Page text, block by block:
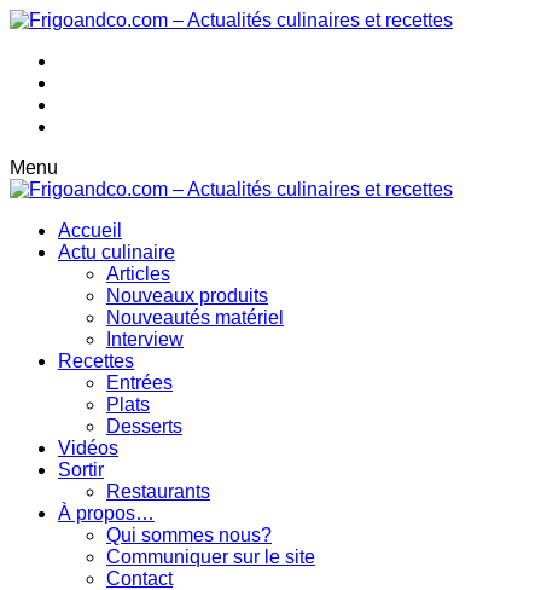
Menu
Accueil
Actu culinaire
Articles
Nouveaux produits
Nouveautés matériel
Interview
Recettes
Entrées
Plats
Desserts
Vidéos
Sortir
Restaurants
À propos…
Qui sommes nous?
Communiquer sur le site
Contact